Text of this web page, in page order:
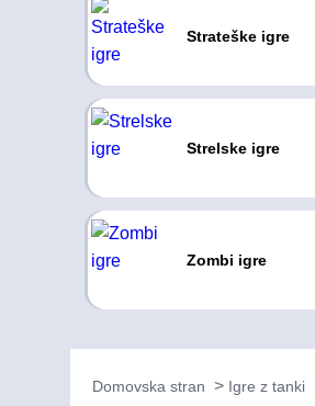
Strateške igre
Strelske igre
Zombi igre
Domovska stran Igre z tanki